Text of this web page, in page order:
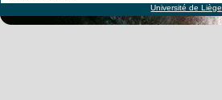
Université de Liège